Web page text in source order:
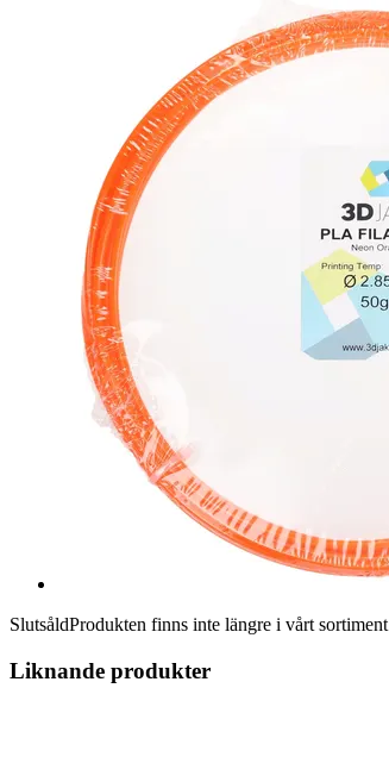
SlutsåldProdukten finns inte längre i vårt sortiment
Liknande produkter